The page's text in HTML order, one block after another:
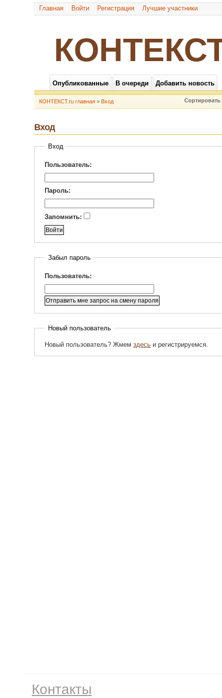
Главная Войти Регистрация Лучшие участники
Опубликованные В очереди Добавить новость
КОНТЕКСТ.ru главная » Вход
Вход
Вход
Пользователь:
Пароль:
Запомнить:
Забыл пароль
Пользователь:
Новый пользователь
Новый пользователь? Жмем здесьи регистрируемся.
Контакты